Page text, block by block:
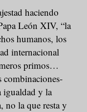
haciendo
León XIV, “la
humanos, los
internacional
primos…
combinaciones-
igualdad y la
no la que resta y